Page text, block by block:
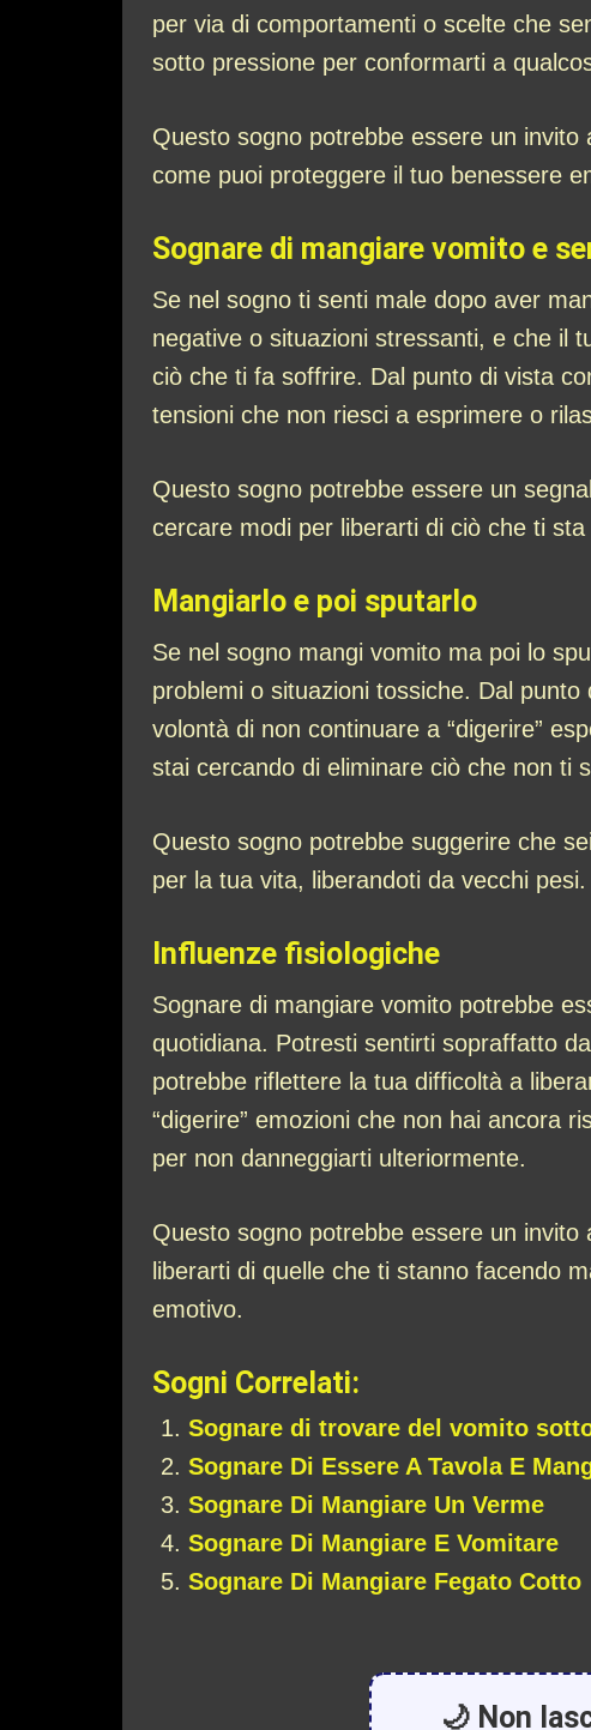
per via di comportamenti o scelte che
sotto pressione per conformarti a
Questo sogno potrebbe essere un
come puoi proteggere il tuo benessere
Sognare di mangiare vomito e
Se nel sogno ti senti male dopo aver
negative o situazioni stressanti, e che il
ciò che ti fa soffrire. Dal punto di vista
tensioni che non riesci a esprimere o
Questo sogno potrebbe essere un
cercare modi per liberarti di ciò che ti
Mangiarlo e poi sputarlo
Se nel sogno mangi vomito ma poi lo
problemi o situazioni tossiche. Dal
volontà di non continuare a “digerire”
stai cercando di eliminare ciò che non ti
Questo sogno potrebbe suggerire che
per la tua vita, liberandoti da vecchi pesi.
Influenze fisiologiche
Sognare di mangiare vomito potrebbe
quotidiana. Potresti sentirti sopraffatto
potrebbe riflettere la tua difficoltà a
“digerire” emozioni che non hai ancora
per non danneggiarti ulteriormente.
Questo sogno potrebbe essere un
liberarti di quelle che ti stanno facendo
emotivo.
Sogni Correlati:
Sognare di trovare del vomito
Sognare Di Essere A Tavola E
Sognare Di Mangiare Un Verme
Sognare Di Mangiare E Vomitare
Sognare Di Mangiare Fegato Cotto
🌙 Non